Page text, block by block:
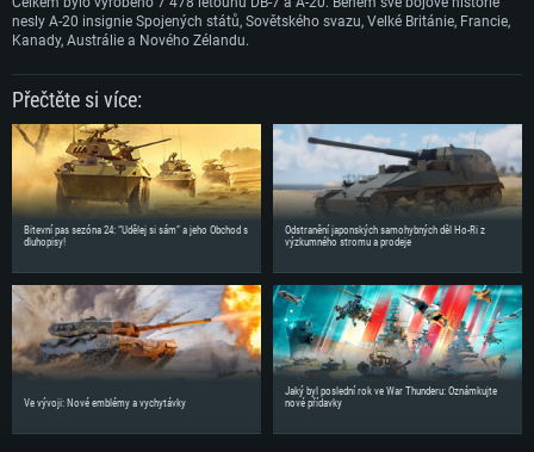
Místo na disku: 62,2 GB
nejnovějšími proprietárními ovladači (ne staršími, než půl roku) a s
podporou Vulcan.
Místo na disku: 62,2 GB
nesly A-20 insignie Spojených států, Sovětského svazu, Velké Británie, Francie,
Kanady, Austrálie a Nového Zélandu.
Přečtěte si více:
Bitevní pas sezóna 24: “Udělej si sám” a jeho Obchod s
dluhopisy!
Odstranění japonských samohybných děl Ho-Ri z
výzkumného stromu a prodeje
Ve vývoji: Nové emblémy a vychytávky
Jaký byl poslední rok ve War Thunderu: Oznámkujte
nové přídavky